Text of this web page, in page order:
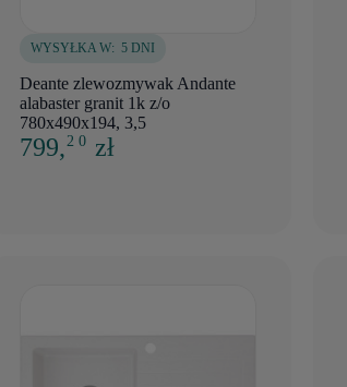
WYSYŁKA W: 5 DNI
Deante zlewozmywak Andante
alabaster granit 1k z/o
780x490x194, 3,5
799,2 0 zł